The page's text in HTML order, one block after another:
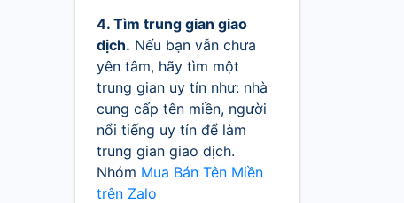
4. Tìm trung gian giao
dịch. Nếu bạn vẫn chưa
yên tâm, hãy tìm một
trung gian uy tín như: nhà
cung cấp tên miền, người
nổi tiếng uy tín để làm
trung gian giao dịch.
Nhóm Mua Bán Tên Miền
trên Zalo